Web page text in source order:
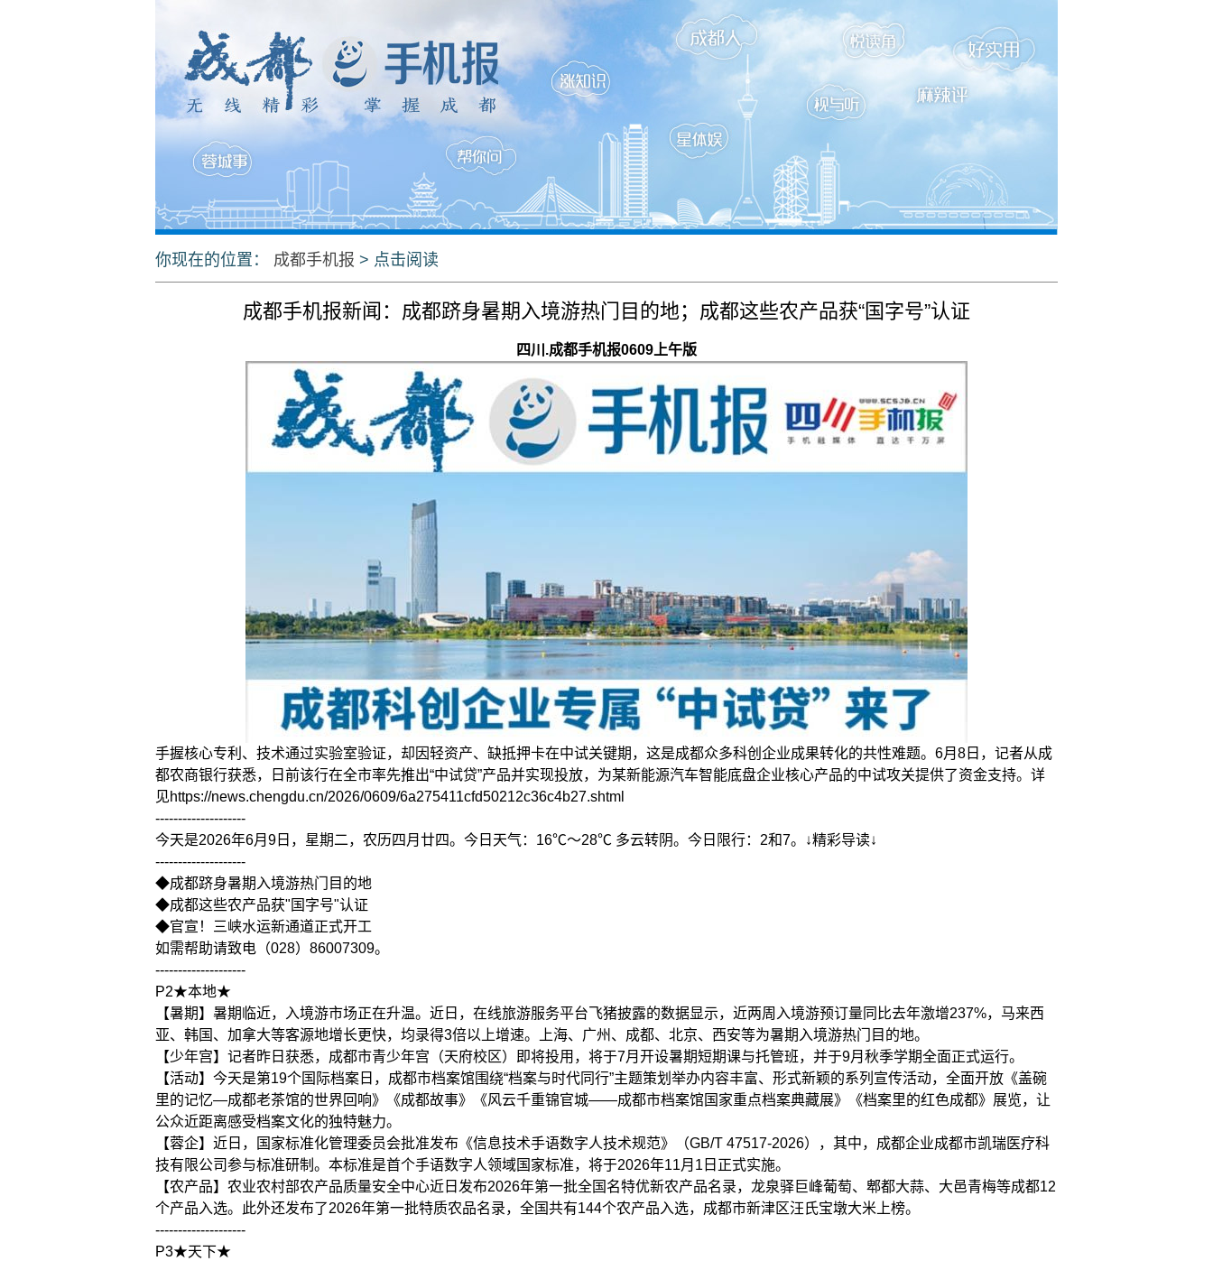
你现在的位置： 成都手机报 > 点击阅读
成都手机报新闻：成都跻身暑期入境游热门目的地；成都这些农产品获“国字号”认证
四川.成都手机报0609上午版
手握核心专利、技术通过实验室验证，却因轻资产、缺抵押卡在中试关键期，这是成都众多科创企业成果转化的共性难题。6月8日，记者从成
都农商银行获悉，日前该行在全市率先推出“中试贷”产品并实现投放，为某新能源汽车智能底盘企业核心产品的中试攻关提供了资金支持。详
见https://news.chengdu.cn/2026/0609/6a275411cfd50212c36c4b27.shtml
--------------------
今天是2026年6月9日，星期二，农历四月廿四。今日天气：16℃～28℃ 多云转阴。今日限行：2和7。↓精彩导读↓
--------------------
◆成都跻身暑期入境游热门目的地
◆成都这些农产品获"国字号"认证
◆官宣！三峡水运新通道正式开工
如需帮助请致电（028）86007309。
--------------------
P2★本地★
【暑期】暑期临近，入境游市场正在升温。近日，在线旅游服务平台飞猪披露的数据显示，近两周入境游预订量同比去年激增237%，马来西
亚、韩国、加拿大等客源地增长更快，均录得3倍以上增速。上海、广州、成都、北京、西安等为暑期入境游热门目的地。
【少年宫】记者昨日获悉，成都市青少年宫（天府校区）即将投用，将于7月开设暑期短期课与托管班，并于9月秋季学期全面正式运行。
【活动】今天是第19个国际档案日，成都市档案馆围绕“档案与时代同行”主题策划举办内容丰富、形式新颖的系列宣传活动，全面开放《盖碗
里的记忆—成都老茶馆的世界回响》《成都故事》《风云千重锦官城——成都市档案馆国家重点档案典藏展》《档案里的红色成都》展览，让
公众近距离感受档案文化的独特魅力。
【蓉企】近日，国家标准化管理委员会批准发布《信息技术手语数字人技术规范》（GB/T 47517-2026），其中，成都企业成都市凯瑞医疗科
技有限公司参与标准研制。本标准是首个手语数字人领域国家标准，将于2026年11月1日正式实施。
【农产品】农业农村部农产品质量安全中心近日发布2026年第一批全国名特优新农产品名录，龙泉驿巨峰葡萄、郫都大蒜、大邑青梅等成都12
个产品入选。此外还发布了2026年第一批特质农品名录，全国共有144个农产品入选，成都市新津区汪氏宝墩大米上榜。
--------------------
P3★天下★